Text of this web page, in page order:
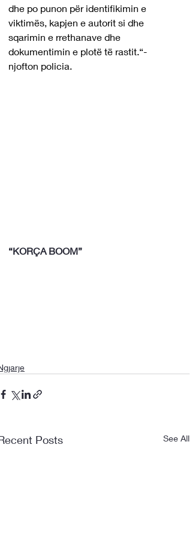
dhe po punon për identifikimin e
viktimës, kapjen e autorit si dhe
sqarimin e rrethanave dhe
dokumentimin e plotë të rastit.“-
njofton policia.
“KORÇA BOOM”
Posts See All